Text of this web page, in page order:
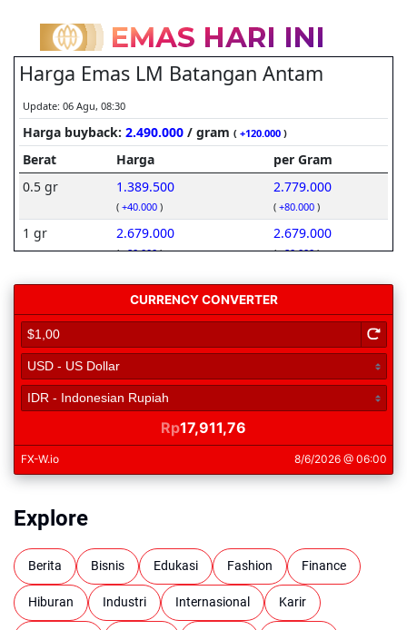
Explore
Berita Bisnis Edukasi Fashion Finance
Hiburan Industri Internasional Karir